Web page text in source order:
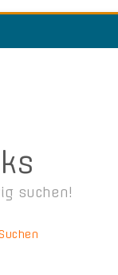
suchen!